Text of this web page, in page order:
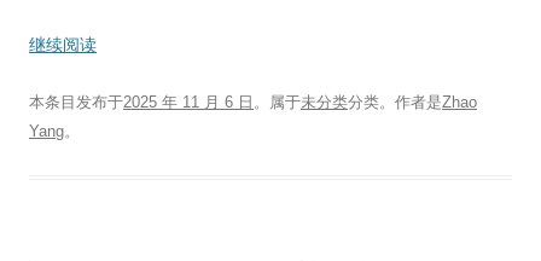
继续阅读
本条目发布于2025 年 11 月 6 日 。属于未分类分类。 作者是Zhao
Yang。